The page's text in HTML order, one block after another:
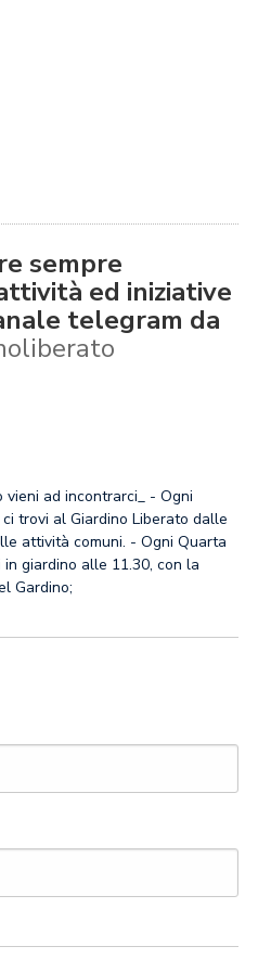
sempre
ed iniziative
telegram da
vieni ad incontrarci_ - Ogni
trovi al Giardino Liberato dalle
attività comuni. - Ogni Quarta
giardino alle 11.30, con la
Gardino;